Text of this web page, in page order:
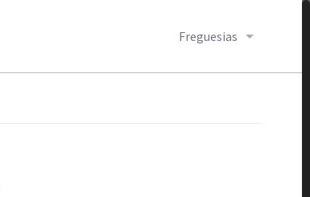
Freguesias